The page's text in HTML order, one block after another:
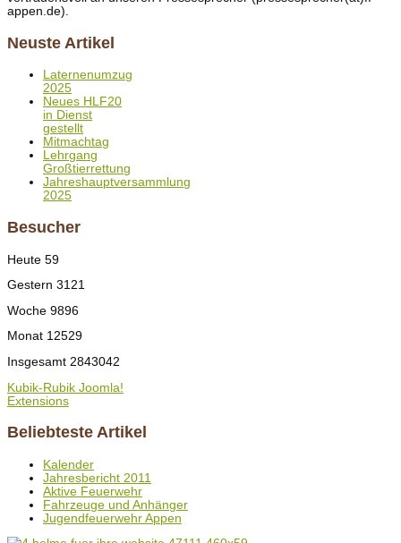
appen.de).
Neuste Artikel
Laternenumzug
2025
Neues HLF20
in Dienst
gestellt
Mitmachtag
Lehrgang
Großtierrettung
Jahreshauptversammlung
2025
Besucher
Heute 59
Gestern 3121
Woche 9896
Monat 12529
Insgesamt 2843042
Kubik-Rubik Joomla!
Extensions
Beliebteste Artikel
Kalender
Jahresbericht 2011
Aktive Feuerwehr
Fahrzeuge und Anhänger
Jugendfeuerwehr Appen